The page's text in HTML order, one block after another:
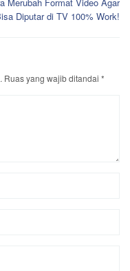
Merubah Format Video Agar
Diputar di TV 100% Work!
Ruas yang wajib ditandai *